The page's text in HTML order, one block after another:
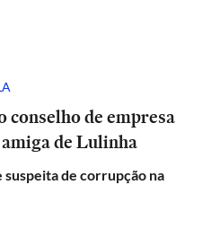
de empresa
de Lulinha
suspeita de corrupção na